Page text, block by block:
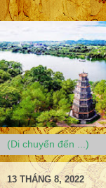
13 THÁNG 8, 2022